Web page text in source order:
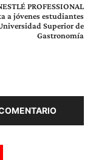
PROFESSIONAL
a jóvenes estudiantes
Superior de
Gastronomía